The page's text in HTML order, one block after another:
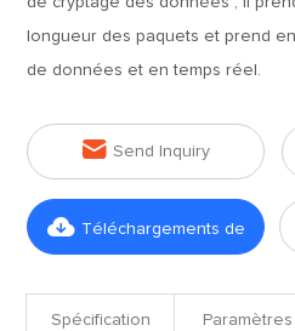
longueur des paquets et prend
de données et en temps réel.
 Send Inquiry
 Téléchargements de
Spécification Paramètres